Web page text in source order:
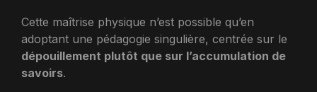
Cette maîtrise physique n’est possible qu’en
adoptant une pédagogie singulière, centrée sur le
dépouillement plutôt que sur l’accumulation de
savoirs.